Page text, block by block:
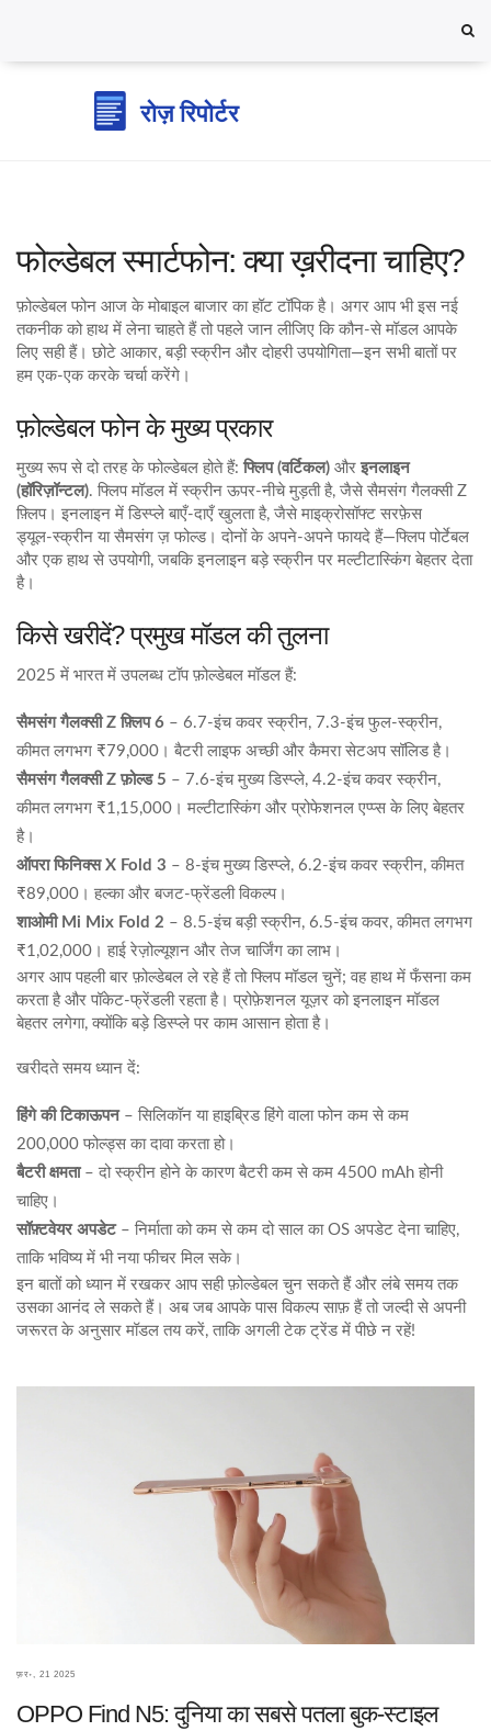
फोल्डेबल स्मार्टफोन: क्या ख़रीदना चाहिए?
फ़ोल्डेबल फोन आज के मोबाइल बाजार का हॉट टॉपिक है। अगर आप भी इस नई
तकनीक को हाथ में लेना चाहते हैं तो पहले जान लीजिए कि कौन‑से मॉडल आपके
लिए सही हैं। छोटे आकार, बड़ी स्क्रीन और दोहरी उपयोगिता—इन सभी बातों पर
हम एक‑एक करके चर्चा करेंगे।
फ़ोल्डेबल फोन के मुख्य प्रकार
मुख्य रूप से दो तरह के फोल्डेबल होते हैं: फ्लिप (वर्टिकल) और इनलाइन
(हॉरिज़ॉन्टल). फ्लिप मॉडल में स्क्रीन ऊपर‑नीचे मुड़ती है, जैसे सैमसंग गैलक्सी Z
फ़्लिप। इनलाइन में डिस्प्ले बाएँ‑दाएँ खुलता है, जैसे माइक्रोसॉफ्ट सरफ़ेस
ड्यूल‑स्क्रीन या सैमसंग ज़ फोल्ड। दोनों के अपने‑अपने फायदे हैं—फ्लिप पोर्टेबल
और एक हाथ से उपयोगी, जबकि इनलाइन बड़े स्क्रीन पर मल्टीटास्किंग बेहतर देता
है।
किसे खरीदें? प्रमुख मॉडल की तुलना
2025 में भारत में उपलब्ध टॉप फ़ोल्डेबल मॉडल हैं:
सैमसंग गैलक्सी Z फ़्लिप 6 – 6.7‑इंच कवर स्क्रीन, 7.3‑इंच फुल‑स्क्रीन,
कीमत लगभग ₹79,000। बैटरी लाइफ अच्छी और कैमरा सेटअप सॉलिड है।
सैमसंग गैलक्सी Z फ़ोल्ड 5 – 7.6‑इंच मुख्य डिस्प्ले, 4.2‑इंच कवर स्क्रीन,
कीमत लगभग ₹1,15,000। मल्टीटास्किंग और प्रोफेशनल एप्प्स के लिए बेहतर
है।
ऑपरा फिनिक्स X Fold 3 – 8‑इंच मुख्य डिस्प्ले, 6.2‑इंच कवर स्क्रीन, कीमत
₹89,000। हल्का और बजट‑फ्रेंडली विकल्प।
शाओमी Mi Mix Fold 2 – 8.5‑इंच बड़ी स्क्रीन, 6.5‑इंच कवर, कीमत लगभग
₹1,02,000। हाई रेज़ोल्यूशन और तेज चार्जिंग का लाभ।
अगर आप पहली बार फ़ोल्डेबल ले रहे हैं तो फ्लिप मॉडल चुनें; वह हाथ में फँसना कम
करता है और पॉकेट‑फ्रेंडली रहता है। प्रोफ़ेशनल यूज़र को इनलाइन मॉडल
बेहतर लगेगा, क्योंकि बड़े डिस्प्ले पर काम आसान होता है।
खरीदते समय ध्यान दें:
हिंगे की टिकाऊपन– सिलिकॉन या हाइब्रिड हिंगे वाला फोन कम से कम
200,000 फोल्ड्स का दावा करता हो।
बैटरी क्षमता– दो स्क्रीन होने के कारण बैटरी कम से कम 4500 mAh होनी
चाहिए।
सॉफ़्टवेयर अपडेट– निर्माता को कम से कम दो साल का OS अपडेट देना चाहिए,
ताकि भविष्य में भी नया फीचर मिल सके।
इन बातों को ध्यान में रखकर आप सही फ़ोल्डेबल चुन सकते हैं और लंबे समय तक
उसका आनंद ले सकते हैं। अब जब आपके पास विकल्प साफ़ हैं तो जल्दी से अपनी
जरूरत के अनुसार मॉडल तय करें, ताकि अगली टेक ट्रेंड में पीछे न रहें!
फ़र॰, 21 2025
OPPO Find N5: दुनिया का सबसे पतला बुक-स्टाइल